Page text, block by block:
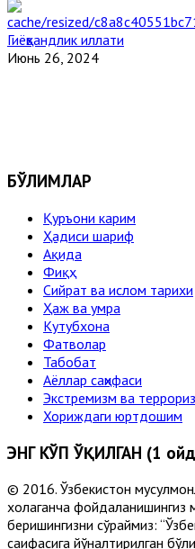
Гиёҳвандлик иллати
Июнь 26, 2024
БЎЛИМЛАР
Қуръони карим
Ҳадиси шариф
Ақида
Фиқҳ
Сийрат ва ислом тарихи
Ҳаж ва умра
Кутубхона
Фатволар
Табобат
Аёллар саҳифаси
Экстремизм ва
Хориждаги юртдошим
ЭНГ КЎП ЎҚИЛГАН (1
© 2016. Ўзбекистон
хоҳлаганча
беришингизни сўраймиз:
саҳифасига йўналтирилган